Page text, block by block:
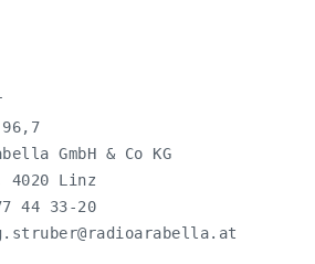
GmbH & Co KG
4020 Linz
44 33-20